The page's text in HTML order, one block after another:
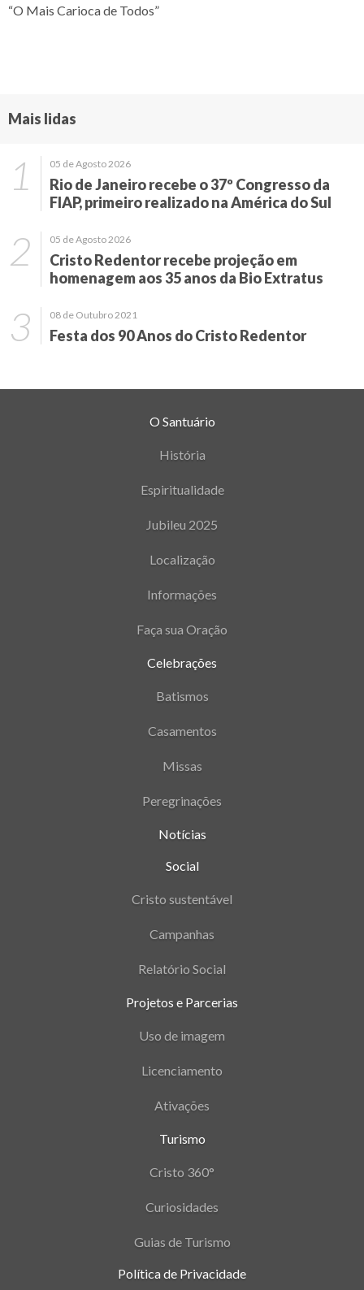
“O Mais Carioca de Todos”
Mais lidas
05 de Agosto 2026
Rio de Janeiro recebe o 37º Congresso da
FIAP, primeiro realizado na América do Sul
05 de Agosto 2026
Cristo Redentor recebe projeção em
homenagem aos 35 anos da Bio Extratus
08 de Outubro 2021
Festa dos 90 Anos do Cristo Redentor
O Santuário
História
Espiritualidade
Jubileu 2025
Localização
Informações
Faça sua Oração
Celebrações
Batismos
Casamentos
Missas
Peregrinações
Notícias
Social
Cristo sustentável
Campanhas
Relatório Social
Projetos e Parcerias
Uso de imagem
Licenciamento
Ativações
Turismo
Cristo 360°
Curiosidades
Guias de Turismo
Política de Privacidade